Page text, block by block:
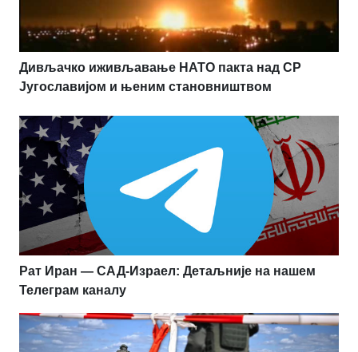
Дивљачко иживљавање НАТО пакта над СР
Југославијом и њеним становништвом
Рат Иран — САД-Израел: Детаљније на нашем
Телеграм каналу